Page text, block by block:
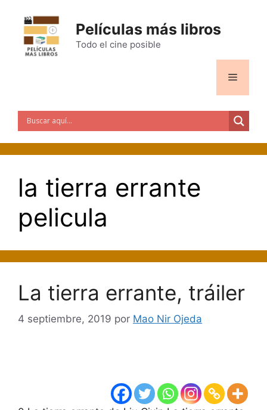
contenido
Películas más libros
Todo el cine posible
Menú
la tierra errante
pelicula
La tierra errante, tráiler
4 septiembre, 2019 por Mao Nir Ojeda